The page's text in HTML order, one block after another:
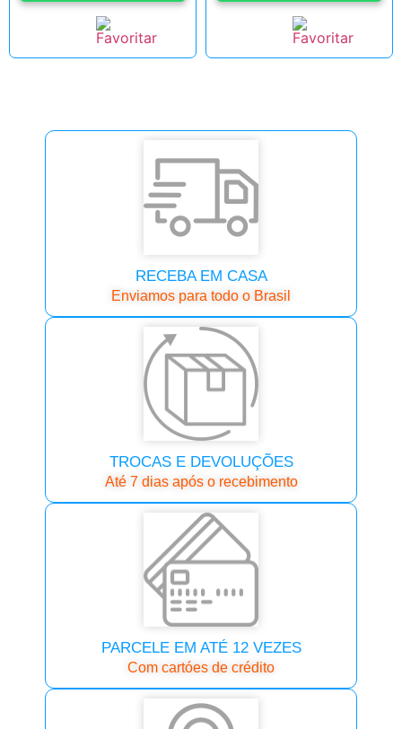
RECEBA EM CASA
Enviamos para todo o Brasil
TROCAS E DEVOLUÇÕES
Até 7 dias após o recebimento
PARCELE EM ATÉ 12 VEZES
Com cartóes de crédito